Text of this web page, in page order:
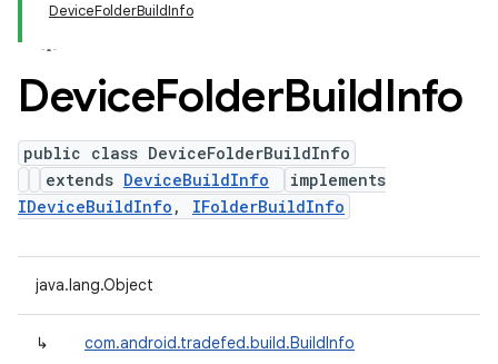
DeviceFolderBuildInfo
DeviceFolderBuildInfo
public class DeviceFolderBuildInfo
extends DeviceBuildInfo
implements
IDeviceBuildInfo , IFolderBuildInfo
java.lang.Object
↳ com.android.tradefed.build.BuildInfo